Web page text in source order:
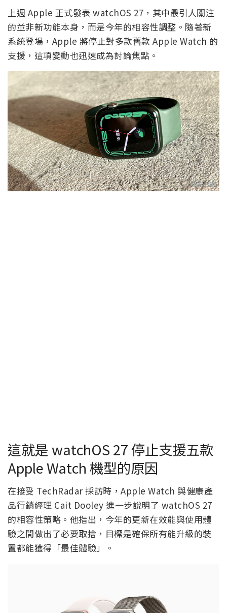
上週 Apple 正式發表 watchOS 27，其中最引人關注
的並非新功能本身，而是今年的相容性調整。隨著新
系統登場，Apple 將停止對多款舊款 Apple Watch 的
支援，這項變動也迅速成為討論焦點。
這就是 watchOS 27 停止支援五款
Apple Watch 機型的原因
在接受 TechRadar 採訪時，Apple Watch 與健康產
品行銷經理 Cait Dooley 進一步說明了 watchOS 27
的相容性策略。他指出，今年的更新在效能與使用體
驗之間做出了必要取捨，目標是確保所有能升級的裝
置都能獲得「最佳體驗」。